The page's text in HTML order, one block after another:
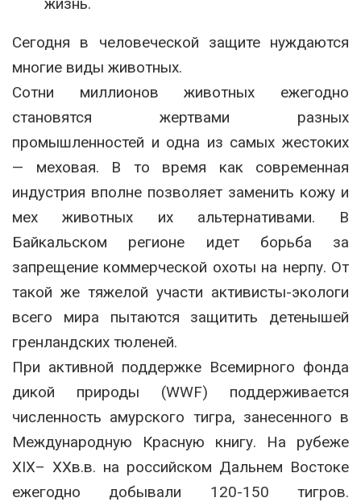
Сегодня в человеческой защите нуждаются
многие виды животных.
Сотни миллионов животных ежегодно
становятся жертвами разных
промышленностей и одна из самых жестоких
— меховая. В то время как современная
индустрия вполне позволяет заменить кожу и
мех животных их альтернативами. В
Байкальском регионе идет борьба за
запрещение коммерческой охоты на нерпу. От
такой же тяжелой участи активисты-экологи
всего мира пытаются защитить детенышей
гренландских тюленей.
При активной поддержке Всемирного фонда
дикой природы (WWF) поддерживается
численность амурского тигра, занесенного в
Международную Красную книгу. На рубеже
XIX– XXв.в. на российском Дальнем Востоке
ежегодно добывали 120-150 тигров.